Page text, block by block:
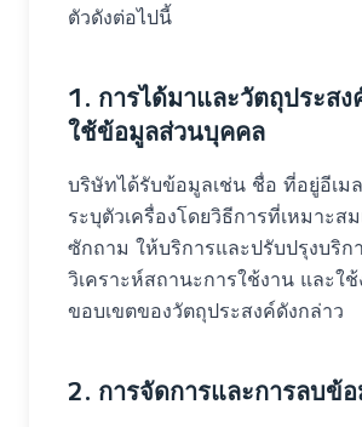
ตัวดังต่อไปนี้
1. การได้มาและวัตถุประสง
ใช้ข้อมูลส่วนบุคคล
บริษัทได้รับข้อมูลเช่น ชื่อ ที่อยู่อีเม
ระบุตัวเครื่องโดยวิธีการที่เหมาะส
ซักถาม ให้บริการและปรับปรุงบริก
วิเคราะห์สถานะการใช้งาน และใ
ขอบเขตของวัตถุประสงค์ดังกล่าว
2. การจัดการและการลบข้